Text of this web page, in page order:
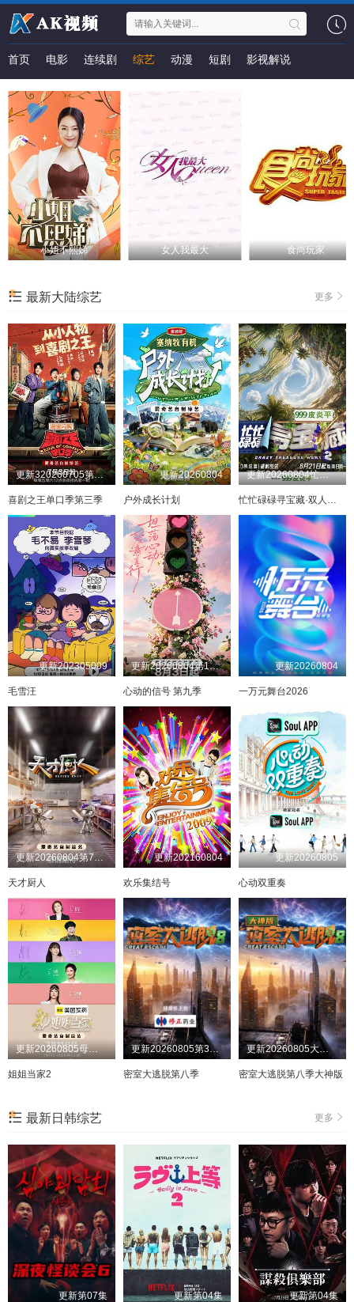
首页 电影 连续剧 综艺 动漫 短剧 影视解说
小姐不熙娣 女人我最大 食尚玩家
更多
最新大陆综艺
更新320260705第1期加更
喜剧之王单口季第三季
更新20260804
户外成长计划
更新20260804忙里偷闲录第7期：王安宇
忙忙碌碌寻宝藏·双人成行季
更新202305009
毛雪汪
更新20260804第1期下
心动的信号 第九季
更新20260804
一万元舞台2026
更新20260804第7期天才厨房
天才厨人
更新202160804
欢乐集结号
更新20260805
心动双重奏
更新20260805母带2第4期上
姐姐当家2
更新20260805第3期：公馆离情Ⅰ上
密室大逃脱第八季
更新20260805大神版第3期：密神团飙戏圆谎二
密室大逃脱第八季大神版
更多
最新日韩综艺
更新第07集 更新第04集 更新第04集